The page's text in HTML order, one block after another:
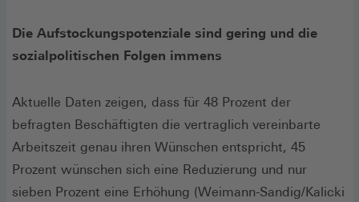
Die Aufstockungspotenziale sind gering und die
sozialpolitischen Folgen immens
Aktuelle Daten zeigen, dass für 48 Prozent der
befragten Beschäftigten die vertraglich vereinbarte
Arbeitszeit genau ihren Wünschen entspricht, 45
Prozent wünschen sich eine Reduzierung und nur
sieben Prozent eine Erhöhung (Weimann-Sandig/Kalicki